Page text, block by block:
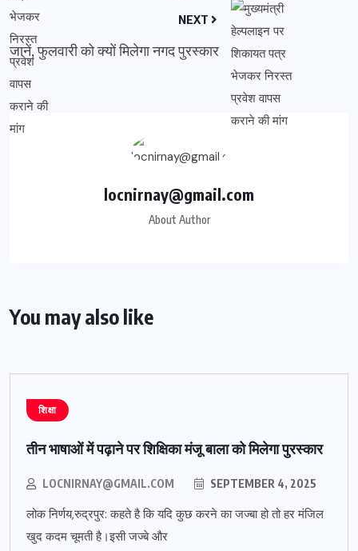
NEXT
जानें, फुलवारी को क्यों मिलेगा नगद पुरस्कार
locnirnay@gmail.com
About Author
You may also like
शिक्षा
तीन भाषाओं में पढ़ाने पर शिक्षिका मंजू बाला को मिलेगा पुरस्कार
LOCNIRNAY@GMAIL.COM SEPTEMBER 4, 2025
लोक निर्णय,रुद्रपुर: कहते है कि यदि कुछ करने का जज्बा हो तो हर मंजिल
खुद कदम चूमती है।इसी जज्बे और